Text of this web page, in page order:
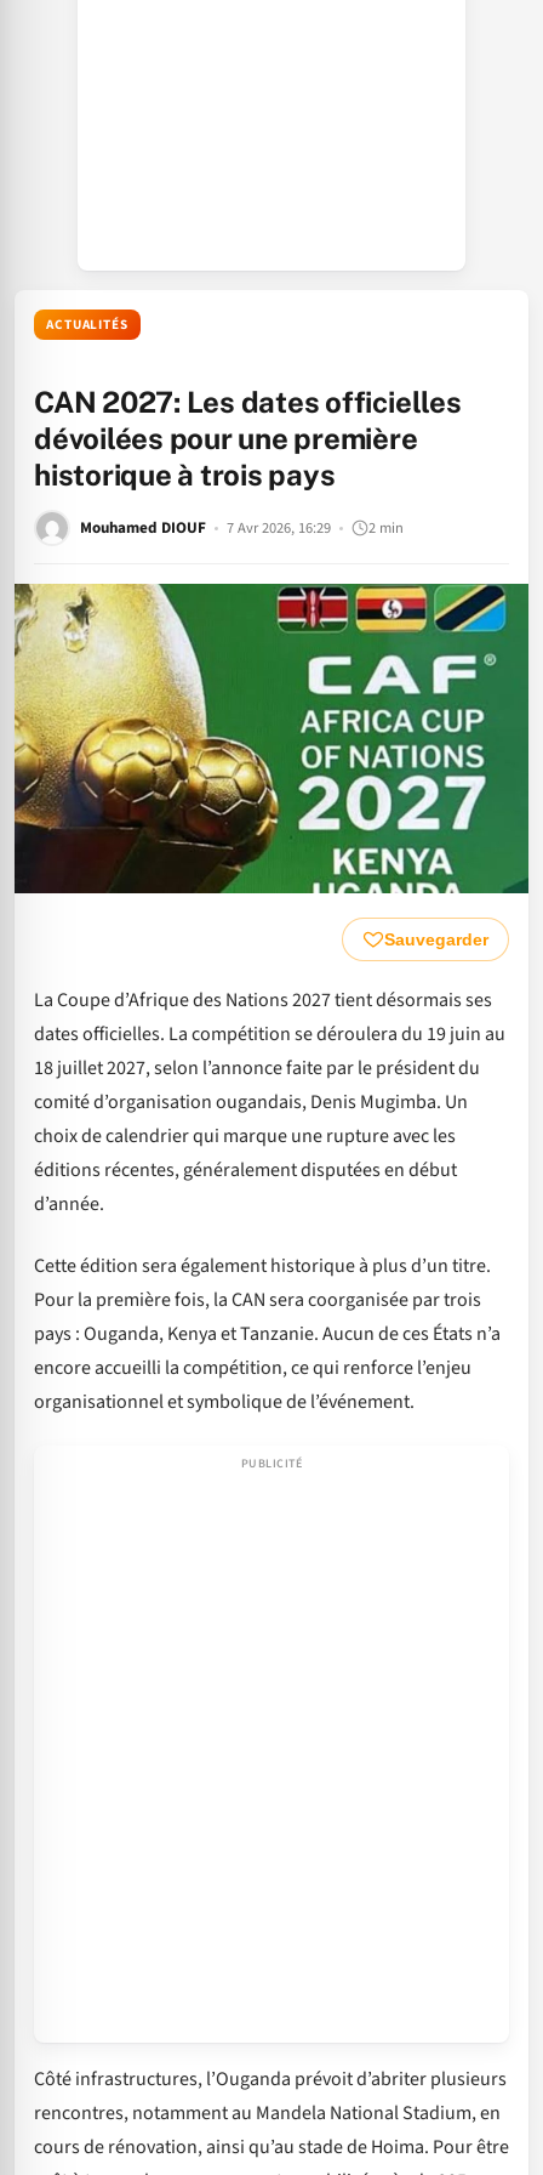
ACTUALITÉS
CAN 2027: Les dates officielles
dévoilées pour une première
historique à trois pays
Mouhamed DIOUF 7 Avr 2026, 16:29 2 min
Sauvegarder
La Coupe d’Afrique des Nations 2027 tient désormais ses
dates officielles. La compétition se déroulera du 19 juin au
18 juillet 2027, selon l’annonce faite par le président du
comité d’organisation ougandais, Denis Mugimba. Un
choix de calendrier qui marque une rupture avec les
éditions récentes, généralement disputées en début
d’année.
Cette édition sera également historique à plus d’un titre.
Pour la première fois, la CAN sera coorganisée par trois
pays : Ouganda, Kenya et Tanzanie. Aucun de ces États n’a
encore accueilli la compétition, ce qui renforce l’enjeu
organisationnel et symbolique de l’événement.
Côté infrastructures, l’Ouganda prévoit d’abriter plusieurs
rencontres, notamment au Mandela National Stadium, en
cours de rénovation, ainsi qu’au stade de Hoima. Pour être